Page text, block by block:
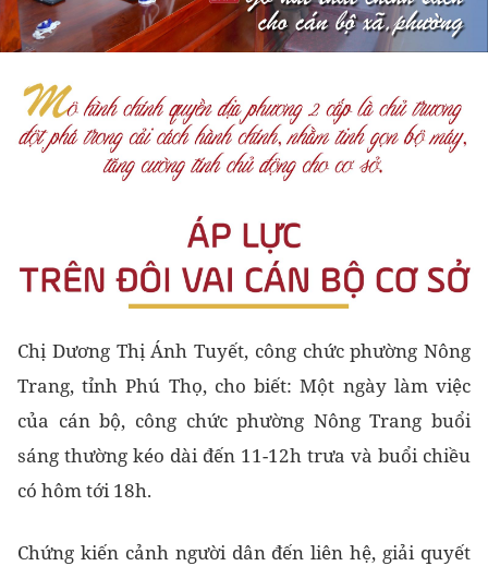
Chị Dương Thị Ánh Tuyết, công chức phường Nông
Trang, tỉnh Phú Thọ, cho biết: Một ngày làm việc
của cán bộ, công chức phường Nông Trang buổi
sáng thường kéo dài đến 11-12h trưa và buổi chiều
có hôm tới 18h.
Chứng kiến cảnh người dân đến liên hệ, giải quyết